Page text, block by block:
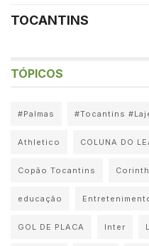
TOCANTINS
TÓPICOS
#Palmas #Tocantins
Athletico COLUNA DO
Copão Tocantins
educação
GOL DE PLACA Inter